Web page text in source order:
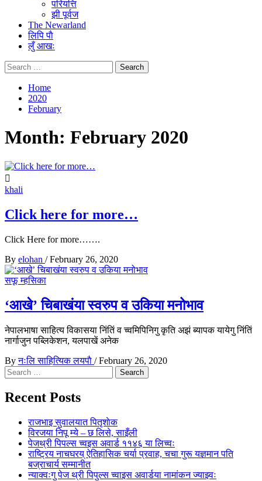
परियत्ति
झी पूर्वज
The Newarland
लिपि पाै
लुँ आखः
Search
for:
Home
2020
February
Month: February 2020
khali
Click here for more…
Click Here for more…….
By elohan / February 26, 2020
सफू म्हसिका
‘आखे’ चिबाखंया स्वरुप व उकिया मनोभाव
नेपालभाषा साहित्य विकासया निंतिं व च्वमिपिनिगु कृति अझं ब्यापक यायेगु निंतिं
नार्गाजुन पब्लिकेशन, यलपाखें अनेक
By नःलि साहित्यिक लयपाै / February 26, 2020
Search
for:
Recent Posts
राजभाइ सुवालयात पितृशाेक
विरजया निपू म्ये – छ लिसे, साइँली
पेजथ्री पिपल्स च्वइस अवार्ड ११४६ या लिच्वः
राष्ट्रिय नाचघरय् ऐतिहासिक चर्या प्रवाह, चचा गुरू यज्ञमान पति
बज्राचार्य सम्मानीत
न्याक्वःगु पेज थ्री पिपुल्स च्वाइस अवार्डया नामांकन ज्याझ्वः